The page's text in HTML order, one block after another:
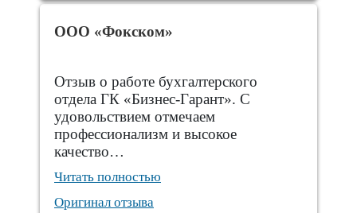
ООО «Фокском»
Отзыв о работе бухгалтерского
отдела ГК «Бизнес-Гарант». С
удовольствием отмечаем
профессионализм и высокое
качество…
Читать полностью
Оригинал отзыва